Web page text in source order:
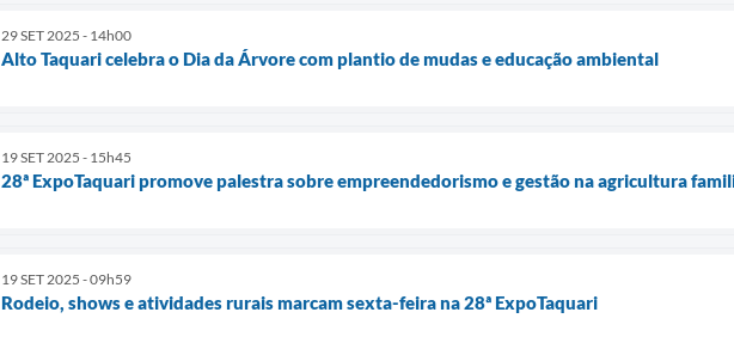
29 SET 2025 - 14h00
Alto Taquari celebra o Dia da Árvore com plantio de mudas e educação ambiental
19 SET 2025 - 15h45
28ª ExpoTaquari promove palestra sobre empreendedorismo e gestão na agricultura
19 SET 2025 - 09h59
Rodeio, shows e atividades rurais marcam sexta-feira na 28ª ExpoTaquari